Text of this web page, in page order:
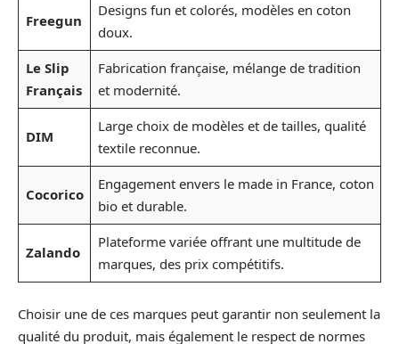
Freegun
Designs fun et colorés, modèles en coton
doux.
Le Slip
Français
Fabrication française, mélange de tradition
et modernité.
DIM
Large choix de modèles et de tailles, qualité
textile reconnue.
Cocorico
Engagement envers le made in France, coton
bio et durable.
Zalando
Plateforme variée offrant une multitude de
marques, des prix compétitifs.
Choisir une de ces marques peut garantir non seulement la
qualité du produit, mais également le respect de normes